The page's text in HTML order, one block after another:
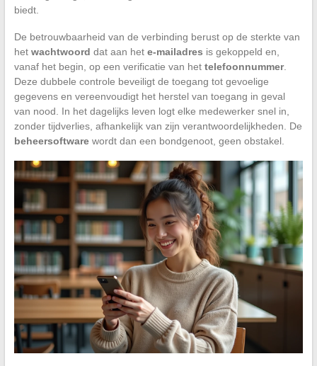
biedt.
De betrouwbaarheid van de verbinding berust op de sterkte van
het wachtwoord dat aan het e-mailadres is gekoppeld en,
vanaf het begin, op een verificatie van het telefoonnummer.
Deze dubbele controle beveiligt de toegang tot gevoelige
gegevens en vereenvoudigt het herstel van toegang in geval
van nood. In het dagelijks leven logt elke medewerker snel in,
zonder tijdverlies, afhankelijk van zijn verantwoordelijkheden. De
beheersoftwarewordt dan een bondgenoot, geen obstakel.